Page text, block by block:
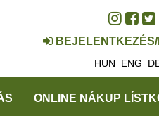
HUN ENG
ONLINE NÁKUP